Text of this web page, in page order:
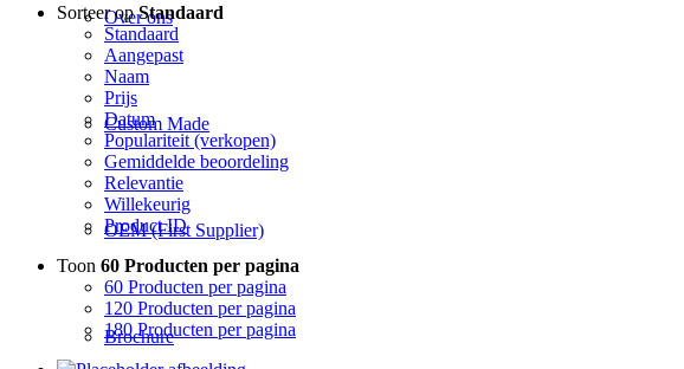
Over ons
Custom Made
OEM (First Supplier)
Brochure
Sorteer opStandaard
Standaard
Aangepast
Naam
Prijs
Datum
Populariteit (verkopen)
Gemiddelde beoordeling
Relevantie
Willekeurig
Product ID
Toon 60 Producten per pagina
60 Producten per pagina
120 Producten per pagina
180 Producten per pagina